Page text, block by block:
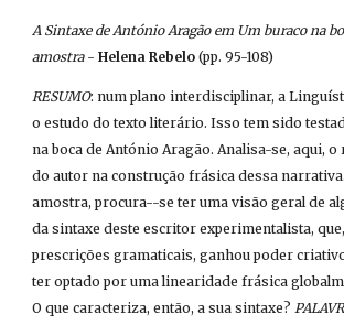
A Sintaxe de António Aragão em Um buraco na
amostra - Helena Rebelo (pp. 95-108)
RESUMO: num plano interdisciplinar, a
o estudo do texto literário. Isso tem sido
na boca de António Aragão. Analisa-se, aqui,
do autor na construção frásica dessa
amostra, procura--se ter uma visão geral de
da sintaxe deste escritor experimentalista,
prescrições gramaticais, ganhou poder
ter optado por uma linearidade frásica
O que caracteriza, então, a sua sintaxe?